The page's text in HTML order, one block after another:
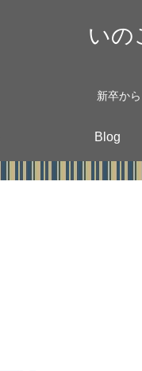
いの
新卒か
Blog